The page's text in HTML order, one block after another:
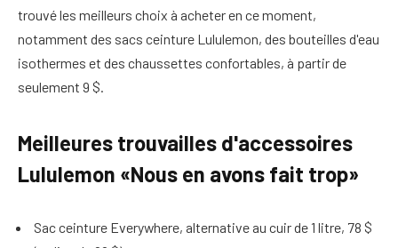
trouvé les meilleurs choix à acheter en ce moment,
notamment des sacs ceinture Lululemon, des bouteilles d'eau
isothermes et des chaussettes confortables, à partir de
seulement 9 $.
Meilleures trouvailles d'accessoires
Lululemon «Nous en avons fait trop»
Sac ceinture Everywhere, alternative au cuir de 1 litre, 78 $